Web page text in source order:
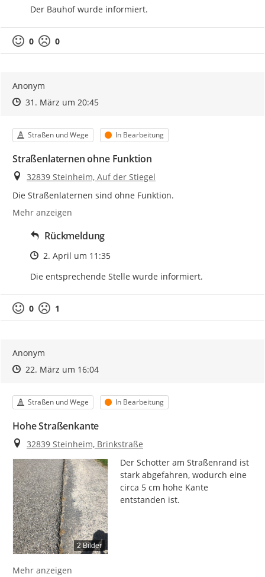
Der Bauhof wurde informiert.
0 0
Anonym
Zeitpunkt des Erstellens
Zeitpunkt des Erstellens
31. März um 20:45Zur Äußerung
Kategorie
Straßen und Wege Status
In Bearbeitung
Straßenlaternen ohne Funktion
Ort
32839 Steinheim, Auf der Stiegel
Die Straßenlaternen sind ohne Funktion.
Mehr anzeigen
Rückmeldung
Zeitpunkt des Erstellens
2. April um 11:35
Die entsprechende Stelle wurde informiert.
0 1
Anonym
Zeitpunkt des Erstellens
Zeitpunkt des Erstellens
22. März um 16:04Zur Äußerung
Kategorie
Straßen und Wege Status
In Bearbeitung
Hohe Straßenkante
Ort
32839 Steinheim, Brinkstraße
2 Bilder
Der Schotter am Straßenrand ist
stark abgefahren, wodurch eine
circa 5 cm hohe Kante
entstanden ist.
Mehr anzeigen